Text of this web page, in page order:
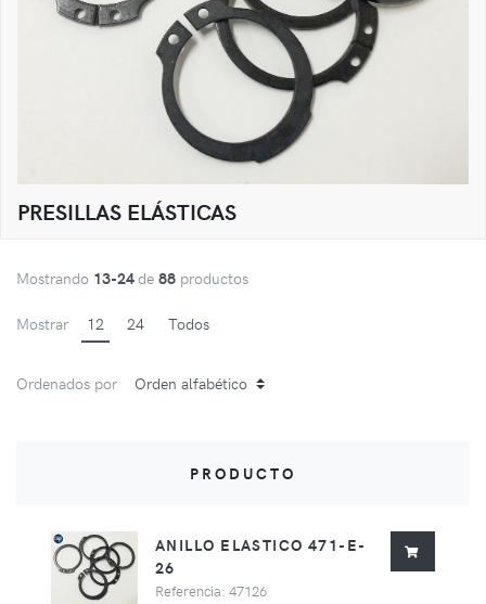
PRESILLAS ELÁSTICAS
Mostrando 13-24de 88 productos
Mostrar 12 24 Todos
Ordenados por
PRODUCTO
ANILLO ELASTICO 471-E-
26
Referencia: 47126